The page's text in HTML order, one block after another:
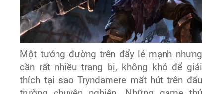
Một tướng đường trên đẩy lẻ mạnh nhưng
cần rất nhiều trang bị, không khó để giải
thích tại sao Tryndamere mất hút trên đấu